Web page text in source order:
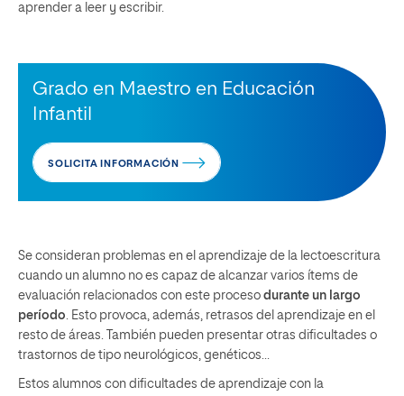
aprender a leer y escribir.
Grado en Maestro en Educación
Infantil
SOLICITA INFORMACIÓN
Se consideran problemas en el aprendizaje de la lectoescritura
cuando un alumno no es capaz de alcanzar varios ítems de
evaluación relacionados con este proceso durante un largo
período . Esto provoca, además, retrasos del aprendizaje en el
resto de áreas. También pueden presentar otras dificultades o
trastornos de tipo neurológicos, genéticos…
Estos alumnos con dificultades de aprendizaje con la